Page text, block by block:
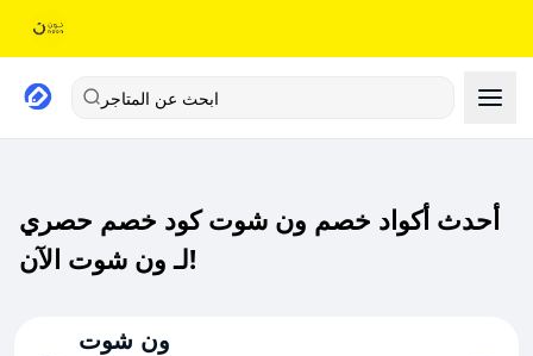
ابحث عن المتاجر
أحدث أكواد خصم ون شوت كود خصم حصري
لـ ون شوت الآن!
ون شوت